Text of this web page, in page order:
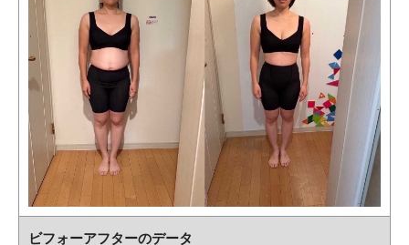
ビフォーアフターのデータ